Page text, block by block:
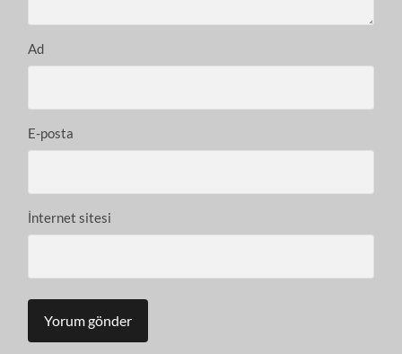
Ad
E-posta
İnternet sitesi